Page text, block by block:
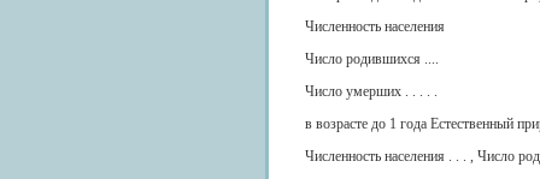
Численность населения
Число родившихся ....
Число умерших . . . . .
в возрасте до 1 года Естественный
Численность населения . . . , Число